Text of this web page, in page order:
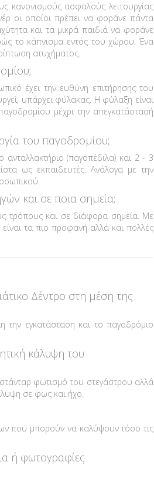
κανονισμούς ασφαλούς λειτουργίας
οι οποίοι πρέπει να φοράνε πάντα
και τα μικρά παιδιά να φοράνε
το κάπνισμα εντός του χώρου. Ένα
ατυχήματος.
έχει την ευθύνη επιτήρησης του
υπάρχει φύλακας. Η φύλαξη είναι
μέχρι την απεγκατάστασή
του παγοδρομίου;
(παγοπέδιλα) και 2 - 3
ως εκπαιδευτές. Ανάλογα με την
και σε ποια σημεία;
τρόπους και σε διάφορα σημεία. Με
τα πιο προφανή αλλά και πολλές
Δέντρο στη μέση της
εγκατάσταση και το παγοδρόμιο
κάλυψη του
φωτισμό του στεγάστρου αλλά
σε φως και ήχο.
που μπορούν να καλύψουν τόσο τις
ή φωτογραφίες